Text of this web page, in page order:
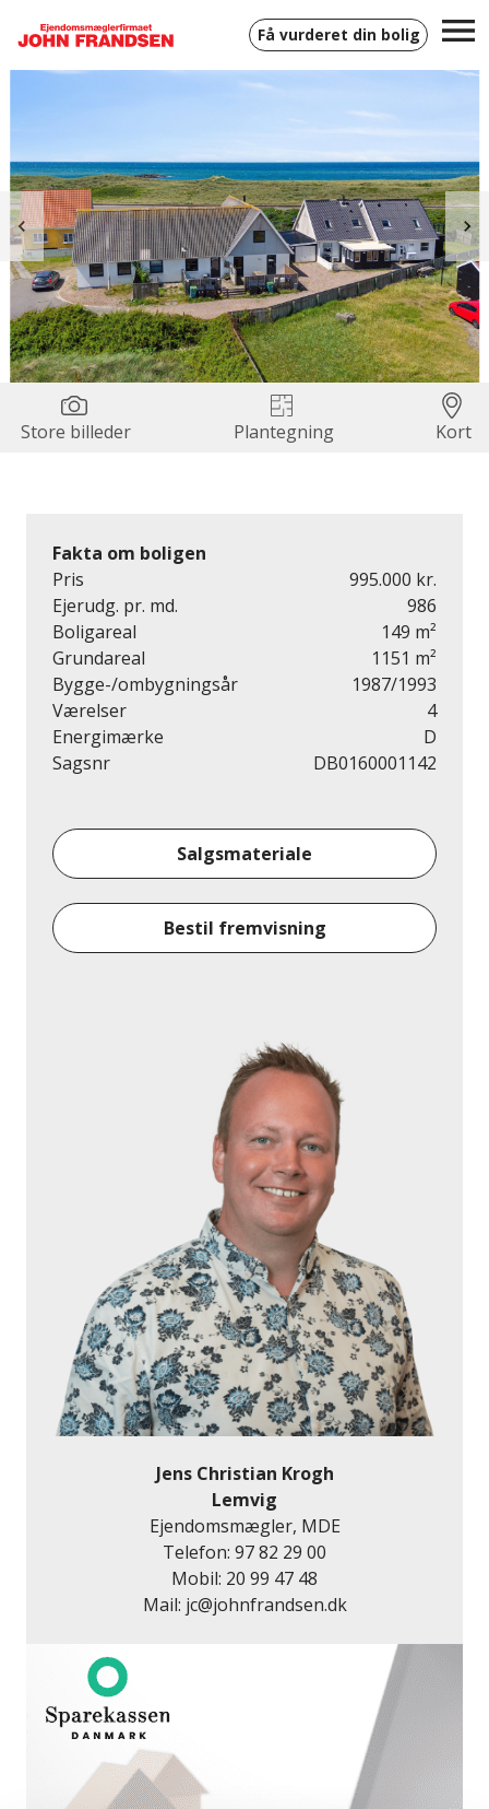
Få vurderet din bolig
Store billeder Plantegning Kort
Fakta om boligen
Pris
995.000 kr.
Ejerudg. pr. md.
986
Boligareal
149 m²
Grundareal
1151 m²
Bygge-/ombygningsår
1987/1993
Værelser
4
Energimærke
D
Sagsnr
DB0160001142
Salgsmateriale
Bestil fremvisning
Jens Christian Krogh
Lemvig
Ejendomsmægler, MDE
Telefon: 97 82 29 00
Mobil: 20 99 47 48
Mail: jc@johnfrandsen.dk